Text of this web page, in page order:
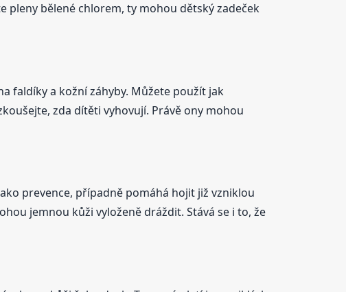
pleny bělené chlorem, ty mohou dětský zadeček
faldíky a kožní záhyby. Můžete použít jak
zda dítěti vyhovují. Právě ony mohou
prevence, případně pomáhá hojit již vzniklou
jemnou kůži vyloženě dráždit. Stává se i to, že